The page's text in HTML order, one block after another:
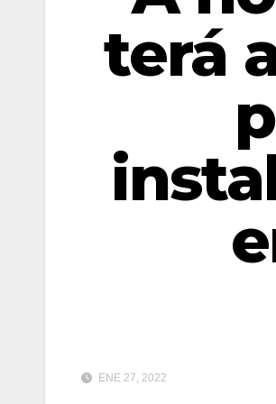
terá
ENE 27, 2022